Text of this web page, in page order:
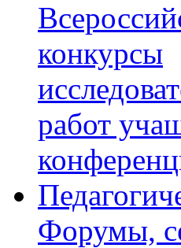
конкурсы
работ
Форумы,